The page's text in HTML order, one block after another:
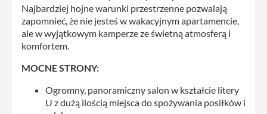
Najbardziej hojne warunki przestrzenne pozwalają
zapomnieć, że nie jesteś w wakacyjnym apartamencie,
ale w wyjątkowym kamperze ze świetną atmosferą i
komfortem.
MOCNE STRONY:
Ogromny, panoramiczny salon w kształcie litery
U z dużą ilością miejsca do spożywania posiłków i